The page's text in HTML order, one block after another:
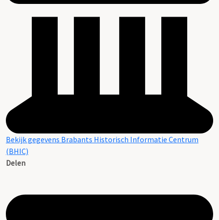
Bekijk gegevens Brabants Historisch Informatie Centrum
(BHIC)
Delen